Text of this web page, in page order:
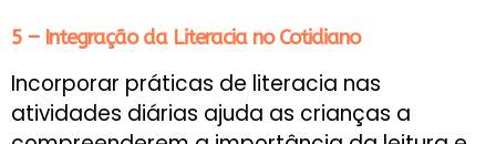
5 – Integração da Literacia no Cotidiano
Incorporar práticas de literacia nas
atividades diárias ajuda as crianças a